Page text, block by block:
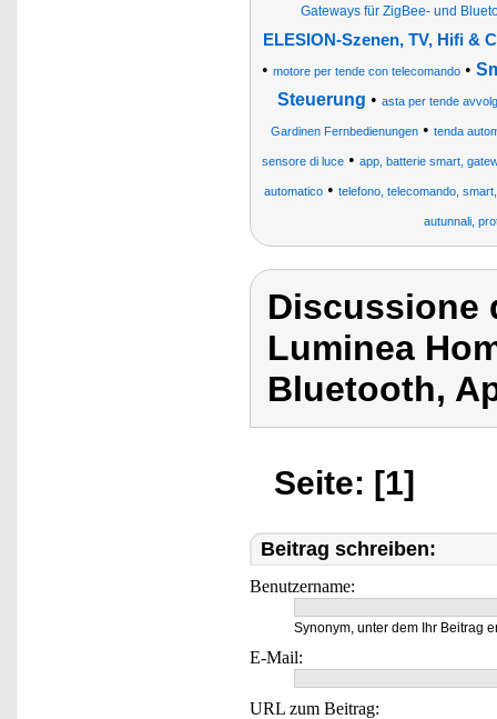
Gateways für ZigBee- und
ELESION-Szenen, TV, Hifi &
• motore per tende con telecomando •
Steuerung • asta per tende
Gardinen Fernbedienungen• tenda
sensore di luce • app, batterie smart,
automatico • telefono, telecomando,
autunnali,
Discussione
Luminea
Bluetooth,
Seite: [1]
Beitrag schreiben:
Benutzername:
Synonym, unter dem Ihr Beitrag
E-Mail:
URL zum Beitrag: